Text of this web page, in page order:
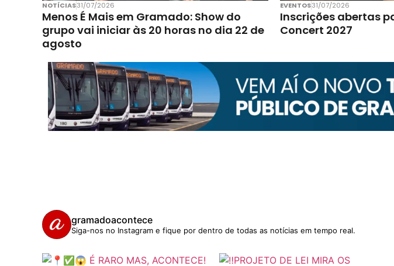
NOTÍCIAS31/07/2026
Menos É Mais em Gramado: Show do
grupo vai iniciar às 20 horas no dia 22 de
agosto
EVENTOS31/07/2026
Inscrições abertas
Concert 2027
gramadoacontece
Siga-nos no Instagram e fique por dentro de todas as notícias em tempo real.